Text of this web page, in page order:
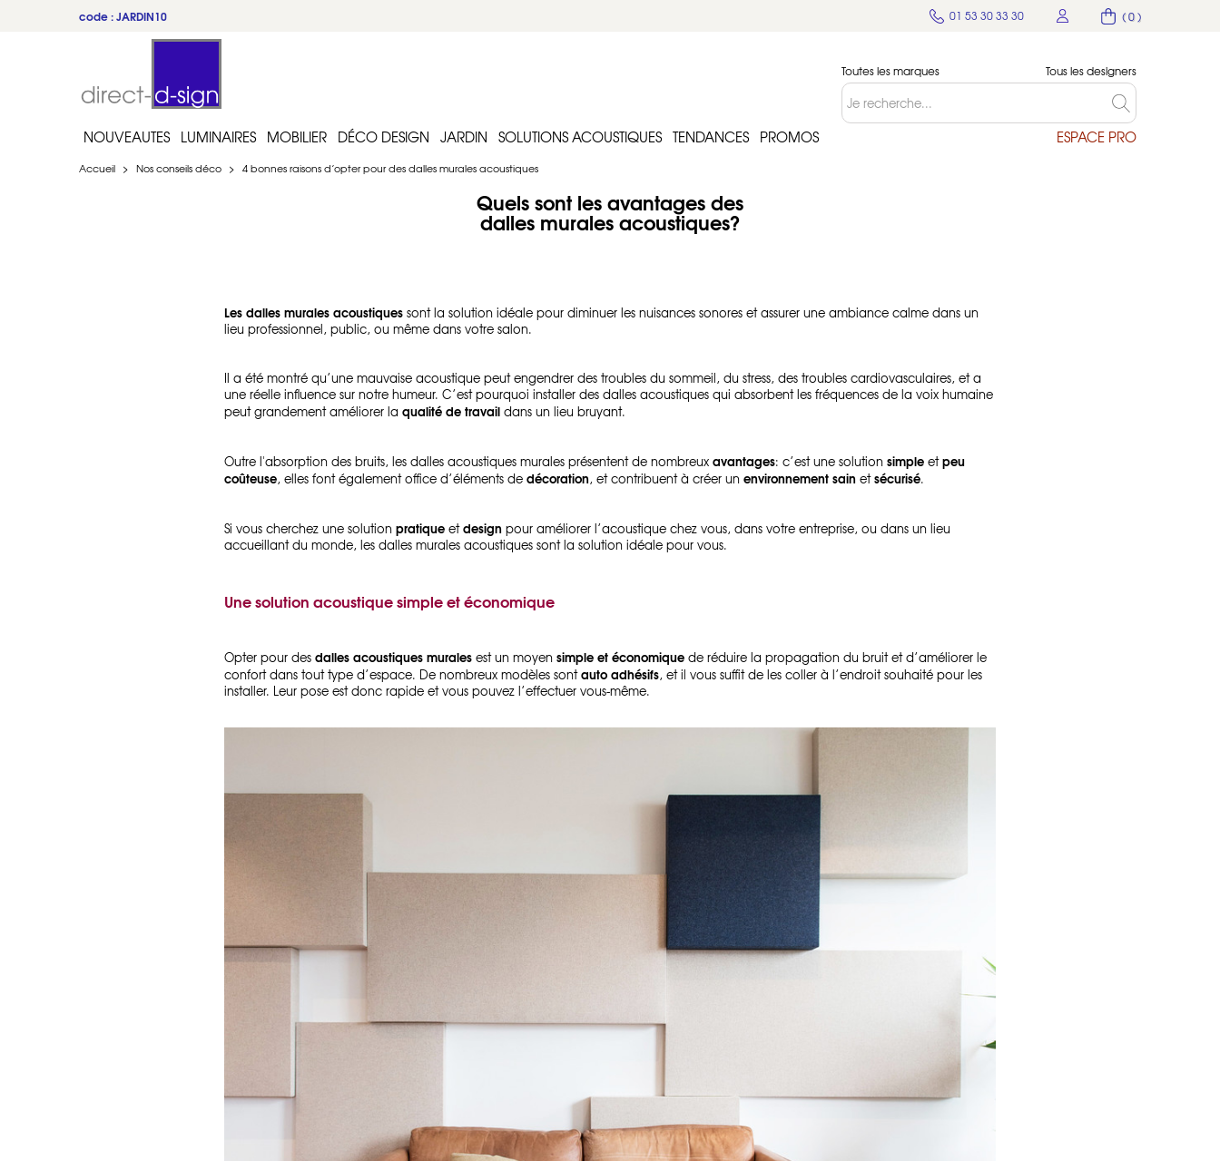
( 0 )
01 53 30 33 30
du 22 au 31 juillet
Toutes les marques Tous les designers
NOUVEAUTES LUMINAIRES MOBILIER DÉCO DESIGN JARDIN SOLUTIONS ACOUSTIQUES TENDANCES PROMOS ESPACE PRO
Accueil > Nos conseils déco > 4 bonnes raisons d’opter pour des dalles murales acoustiques
Quels sont les avantages des
dalles murales acoustiques?
Les dalles murales acoustiques sont la solution idéale pour diminuer les nuisances sonores et assurer une ambiance calme dans un
lieu professionnel, public, ou même dans votre salon.
Il a été montré qu’une mauvaise acoustique peut engendrer des troubles du sommeil, du stress, des troubles cardiovasculaires, et a
une réelle influence sur notre humeur. C’est pourquoi installer des dalles acoustiques qui absorbent les fréquences de la voix humaine
peut grandement améliorer la qualité de travail dans un lieu bruyant.
Outre l'absorption des bruits, les dalles acoustiques murales présentent de nombreux avantages: c’est une solution simple etpeu
coûteuse, elles font également office d’éléments de décoration, et contribuent à créer un environnement sain etsécurisé.
Si vous cherchez une solution pratique etdesign pour améliorer l’acoustique chez vous, dans votre entreprise, ou dans un lieu
accueillant du monde, les dalles murales acoustiques sont la solution idéale pour vous.
Une solution acoustique simple et économique
Opter pour des dalles acoustiques murales est un moyen simple et économique de réduire la propagation du bruit et d’améliorer le
confort dans tout type d’espace. De nombreux modèles sontauto adhésifs, et il vous suffit de les coller à l’endroit souhaité pour les
installer. Leur pose est donc rapide et vous pouvez l’effectuer vous-même.